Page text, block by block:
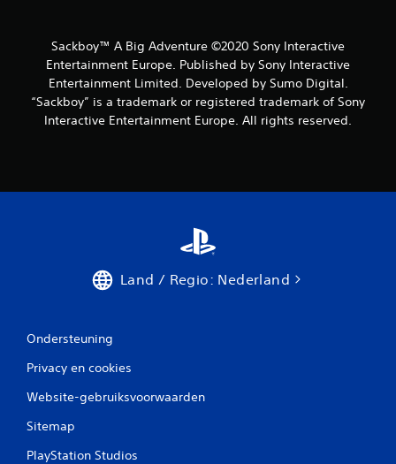
Sackboy™ A Big Adventure ©2020 Sony Interactive
Entertainment Europe. Published by Sony Interactive
Entertainment Limited. Developed by Sumo Digital.
“Sackboy” is a trademark or registered trademark of Sony
Interactive Entertainment Europe. All rights reserved.
Land / Regio: Nederland
Ondersteuning
Privacy en cookies
Website-gebruiksvoorwaarden
Sitemap
PlayStation Studios